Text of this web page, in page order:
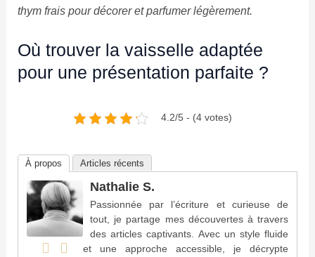
thym frais pour décorer et parfumer légèrement.
Où trouver la vaisselle adaptée
pour une présentation parfaite ?
4.2/5 - (4 votes)
À propos Articles récents
Nathalie S.
Passionnée par l’écriture et curieuse de
tout, je partage mes découvertes à travers
des articles captivants. Avec un style fluide
et une approche accessible, je décrypte